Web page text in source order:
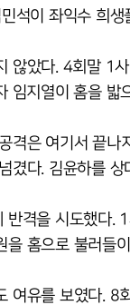
석이 좌익수 희
않았다. 4회말 1
임지열이 홈을 밟
격은 여기서 끝나
겼다. 김윤하를
반격을 시도했다.
을 홈으로 불러들
여유를 보였다. 8